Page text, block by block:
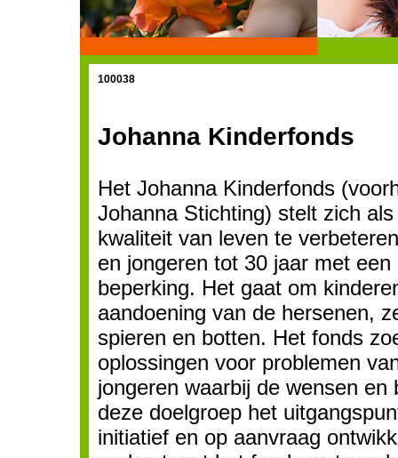
100038
Johanna Kinderfonds
Het Johanna Kinderfonds
Johanna Stichting) stelt zich
kwaliteit van leven te
en jongeren tot 30 jaar met een
beperking. Het gaat om
aandoening van de hersenen,
spieren en botten. Het fonds
oplossingen voor problemen
jongeren waarbij de wensen en
deze doelgroep het
initiatief en op aanvraag